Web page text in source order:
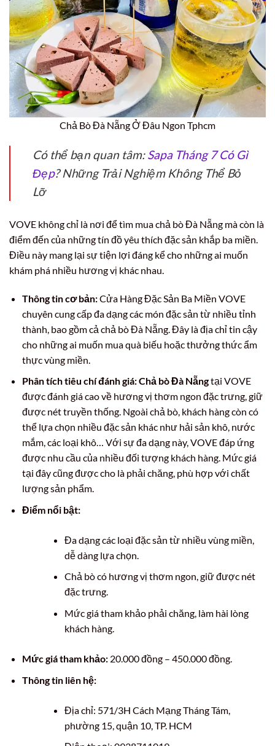
Chả Bò Đà Nẵng Ở Đâu Ngon Tphcm
Có thể bạn quan tâm:Sapa Tháng 7 Có Gì
Đẹp? Những Trải Nghiệm Không Thể Bỏ
Lỡ
VOVE không chỉ là nơi để tìm mua chả bò Đà Nẵng mà còn là
điểm đến của những tín đồ yêu thích đặc sản khắp ba miền.
Điều này mang lại sự tiện lợi đáng kể cho những ai muốn
khám phá nhiều hương vị khác nhau.
Thông tin cơ bản:Cửa Hàng Đặc Sản Ba Miền VOVE
chuyên cung cấp đa dạng các món đặc sản từ nhiều tỉnh
thành, bao gồm cả chả bò Đà Nẵng. Đây là địa chỉ tin cậy
cho những ai muốn mua quà biếu hoặc thưởng thức ẩm
thực vùng miền.
Phân tích tiêu chí đánh giá:Chả bò Đà Nẵngtại VOVE
được đánh giá cao về hương vị thơm ngon đặc trưng, giữ
được nét truyền thống. Ngoài chả bò, khách hàng còn có
thể lựa chọn nhiều đặc sản khác như hải sản khô, nước
mắm, các loại khô… Với sự đa dạng này, VOVE đáp ứng
được nhu cầu của nhiều đối tượng khách hàng. Mức giá
tại đây cũng được cho là phải chăng, phù hợp với chất
lượng sản phẩm.
Điểm nổi bật:
Đa dạng các loại đặc sản từ nhiều vùng miền,
dễ dàng lựa chọn.
Chả bò có hương vị thơm ngon, giữ được nét
đặc trưng.
Mức giá tham khảo phải chăng, làm hài lòng
khách hàng.
Mức giá tham khảo:20.000 đồng – 450.000 đồng.
Thông tin liên hệ:
Địa chỉ: 571/3H Cách Mạng Tháng Tám,
phường 15, quận 10, TP. HCM